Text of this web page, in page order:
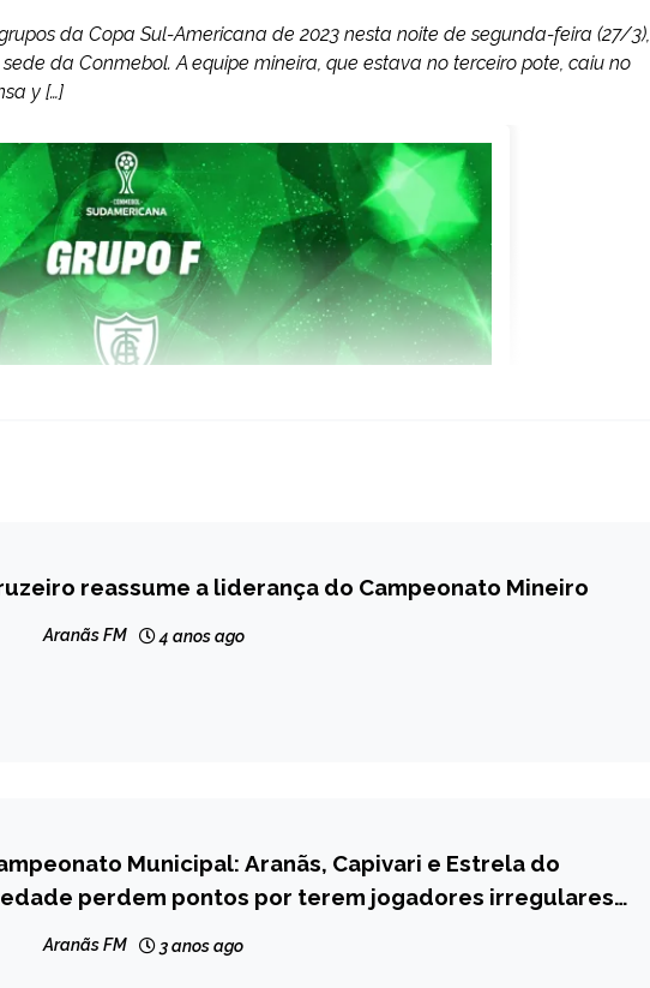
da Copa Sul-Americana de 2023 nesta noite de segunda-feira (27/3),
da Conmebol. A equipe mineira, que estava no terceiro pote, caiu no
y […]
reassume a liderança do Campeonato Mineiro
Aranãs FM 4 anos ago
Municipal: Aranãs, Capivari e Estrela do
perdem pontos por terem jogadores irregulares
Aranãs FM 3 anos ago